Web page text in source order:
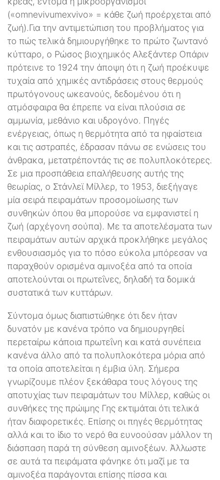
(«οmneνiνumexνiνο» = κάθε ζωή προέρχεται από
ζωή).Για την αντιμετώπιση του προβλήματος για
το πώς τελικά δημιουργήθηκε το πρώτο ζωντανό
κύτταρο, ο Ρώσος βιοχημικός Αλεξάντερ Οπάριν
πρότεινε το 1924 την άποψη ότι η ζωή προέκυψε
τυχαία από χημικές αντιδράσεις στους θερμούς
πρωτόγονους ωκεανούς, δεδομένου ότι η
ατμόσφαιρα θα έπρεπε να είναι πλούσια σε
αμμωνία, μεθάνιο και υδρογόνο. Πηγές
ενέργειας, όπως η θερμότητα από τα ηφαίστεια
και τις αστραπές, έδρασαν πάνω σε ενώσεις του
άνθρακα, μετατρέποντάς τις σε πολυπλοκότερες.
Σε μια προσπάθεια επαλήθευσης αυτής της
θεωρίας, ο Στάνλεϊ Μίλλερ, το 1953, διεξήγαγε
μία σειρά πειραμάτων προσομοίωσης των
συνθηκών όπου θα μπορούσε να εμφανιστεί η
ζωή (αρχέγονη σούπα). Με τα αποτελέσματα των
πειραμάτων αυτών αρχικά προκλήθηκε μεγάλος
ενθουσιασμός για το πόσο εύκολα μπόρεσαν να
παραχθούν ορισμένα αμινοξέα από τα οποία
αποτελούνται οι πρωτεΐνες, δηλαδή τα δομικά
συστατικά των κυττάρων.
Σύντομα όμως διαπιστώθηκε ότι δεν ήταν
δυνατόν με κανένα τρόπο να δημιουργηθεί
περεταίρω κάποια πρωτεΐνη και κατά συνέπεια
κανένα άλλο από τα πολυπλοκότερα μόρια από
τα οποία αποτελείται η έμβια ύλη. Σήμερα
γνωρίζουμε πλέον ξεκάθαρα τους λόγους της
αποτυχίας των πειραμάτων του Μίλλερ, καθώς οι
συνθήκες της πρώιμης Γης εκτιμάται ότι τελικά
ήταν διαφορετικές. Επίσης οι πηγές θερμότητας
αλλά και το ίδιο το νερό θα ευνοούσαν μάλλον τη
διάσπαση παρά τη σύνθεση αμινοξέων. Άλλωστε
σε αυτά τα πειράματα φάνηκε ότι μαζί με τα
αμινοξέα παράγονται επίσης πίσσα και